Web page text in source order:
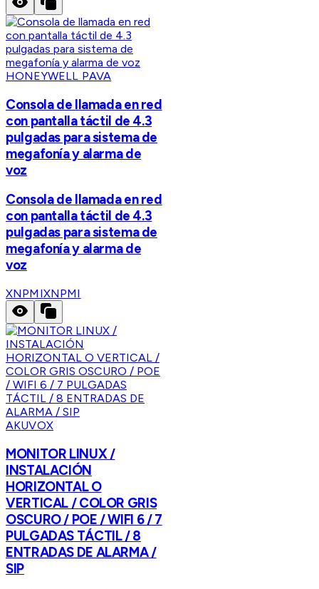
HONEYWELL PAVA
Consola de llamada en red
con pantalla táctil de 4.3
pulgadas para sistema de
megafonía y alarma de
voz
Consola de llamada en red
con pantalla táctil de 4.3
pulgadas para sistema de
megafonía y alarma de
voz
XNPMIXNPMI
AKUVOX
MONITOR LINUX /
INSTALACIÓN
HORIZONTAL O
VERTICAL / COLOR GRIS
OSCURO / POE / WIFI 6 / 7
PULGADAS TÁCTIL / 8
ENTRADAS DE ALARMA /
SIP